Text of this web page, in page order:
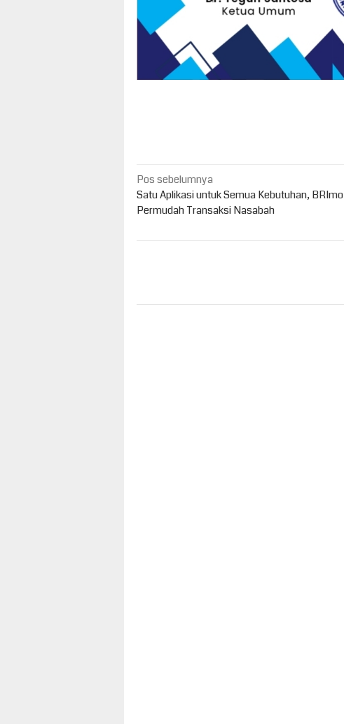
Navigasi
pos
Pos sebelumnya
Satu Aplikasi untuk Semua Kebutuhan, BRImo
Permudah Transaksi Nasabah